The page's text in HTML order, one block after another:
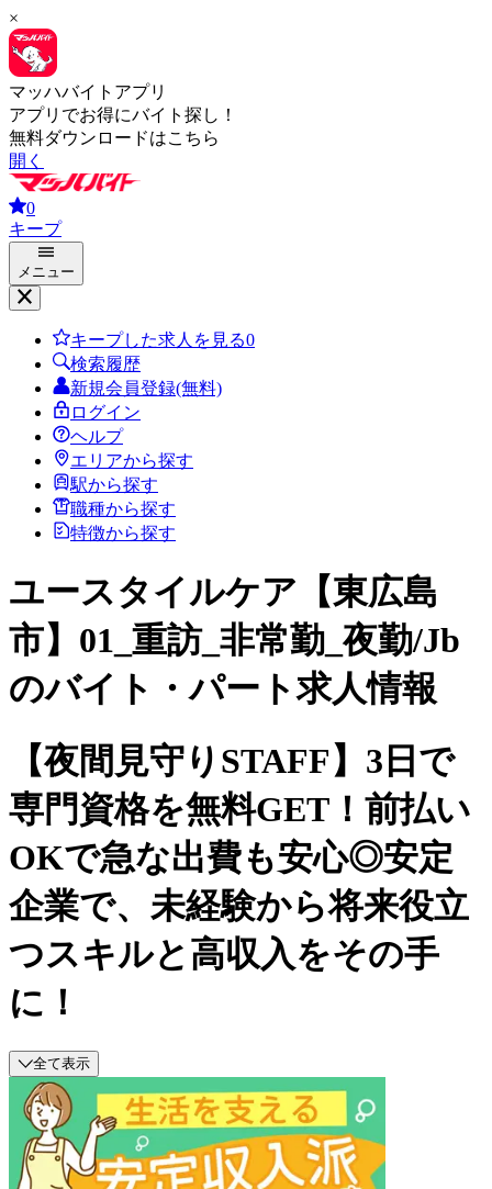
×
マッハバイトアプリ
アプリでお得にバイト探し！
無料ダウンロードはこちら
開く
0
キープ
メニュー
キープした求人を見る0
検索履歴
新規会員登録(無料)
ログイン
ヘルプ
エリアから探す
駅から探す
職種から探す
特徴から探す
ユースタイルケア【東広島
市】01_重訪_非常勤_夜勤/Jb
のバイト・パート求人情報
【夜間見守りSTAFF】3日で
専門資格を無料GET！前払い
OKで急な出費も安心◎安定
企業で、未経験から将来役立
つスキルと高収入をその手
に！
全て表示